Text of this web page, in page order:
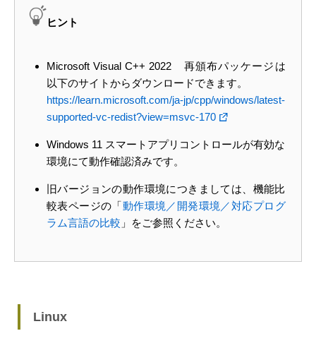
ヒント
Microsoft Visual C++ 2022 再頒布パッケージは
以下のサイトからダウンロードできます。
https://learn.microsoft.com/ja-jp/cpp/windows/latest-
supported-vc-redist?view=msvc-170
Windows 11 スマートアプリコントロールが有効な
環境にて動作確認済みです。
旧バージョンの動作環境につきましては、機能比
較表ページの「動作環境／開発環境／対応プログ
ラム言語の比較 」をご参照ください。
Linux